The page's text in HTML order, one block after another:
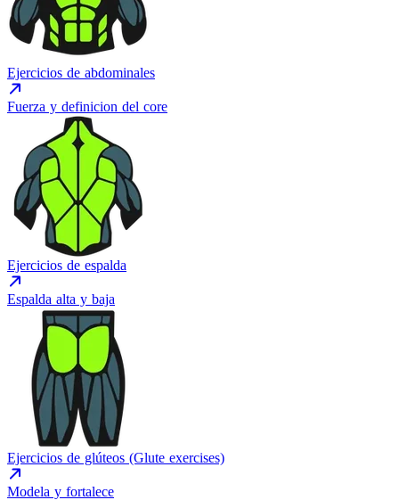
Ejercicios de abdominales
Fuerza y definicion del core
Ejercicios de espalda
Espalda alta y baja
Ejercicios de glúteos (Glute exercises)
Modela y fortalece